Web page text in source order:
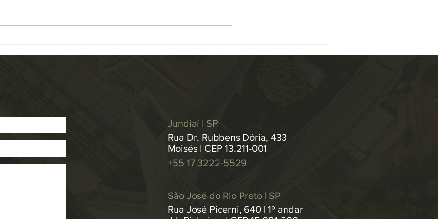
a base de dados de Repetitivos e
Resolução 547/2024 , que institui
Jundiaí | SP
Rua Dr. Rubbens Dória, 433
Moisés | CEP 13.211-001
+55 17 3222-5529
São José do Rio Preto | SP
Rua José Picerni, 640 | 1º andar